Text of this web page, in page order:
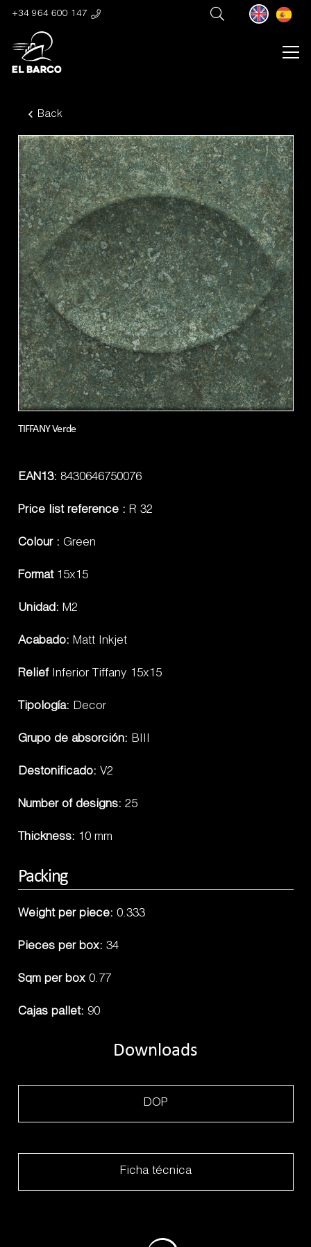
+34 964 600 147
Back
TIFFANY Verde
EAN13: 8430646750076
Price list reference : R 32
Colour : Green
Format 15x15
Unidad: M2
Acabado: Matt Inkjet
Relief Inferior Tiffany 15x15
Tipología: Decor
Grupo de absorción: BIII
Destonificado: V2
Number of designs: 25
Thickness: 10 mm
Packing
Weight per piece: 0.333
Pieces per box: 34
Sqm per box 0.77
Cajas pallet: 90
Downloads
DOP
Ficha técnica